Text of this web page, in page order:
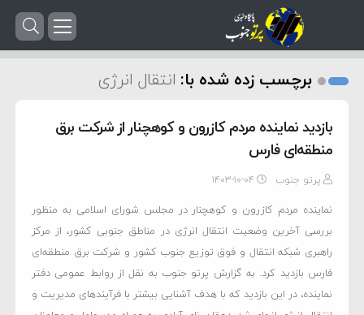
برچسب زده شده با: انتقال انرژی
بازدید نماینده مردم کازرون و کوهچنار از شرکت برق
منطقه‌ای فارس
پرتو جنوب ۱۴۰۳-۱۰-۰۴
نماینده مردم کازرون و کوهچنار در مجلس شورای اسلامی به منظور
بررسی آخرین وضعیت انتقال انرژی در مناطق جنوبی کشور، از مرکز
راهبری شبکه انتقال و فوق توزیع جنوب کشور و شرکت برق منطقه‌ای
فارس بازدید کرد. به گزارش پرتو جنوب به نقل از روابط عمومی دفتر
نماینده، در این بازدید که با هدف آشنایی بیشتر با فرآیند‌های مدیریت و